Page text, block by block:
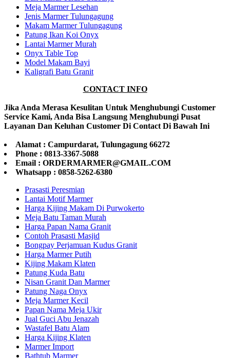
Meja Marmer Lesehan
Jenis Marmer Tulungagung
Makam Marmer Tulungagung
Patung Ikan Koi Onyx
Lantai Marmer Murah
Onyx Table Top
Model Makam Bayi
Kaligrafi Batu Granit
CONTACT INFO
Jika Anda Merasa Kesulitan Untuk Menghubungi Customer
Service Kami, Anda Bisa Langsung Menghubungi Pusat
Layanan Dan Keluhan Customer Di Contact Di Bawah Ini
Alamat : Campurdarat, Tulungagung 66272
Phone : 0813-3367-5088
Email : ORDERMARMER@GMAIL.COM
Whatsapp : 0858-5262-6380
Prasasti Peresmian
Lantai Motif Marmer
Harga Kijing Makam Di Purwokerto
Meja Batu Taman Murah
Harga Papan Nama Granit
Contoh Prasasti Masjid
Bongpay Perjamuan Kudus Granit
Harga Marmer Putih
Kijing Makam Klaten
Patung Kuda Batu
Nisan Granit Dan Marmer
Patung Naga Onyx
Meja Marmer Kecil
Papan Nama Meja Ukir
Jual Guci Abu Jenazah
Wastafel Batu Alam
Harga Kijing Klaten
Marmer Import
Bathtub Marmer